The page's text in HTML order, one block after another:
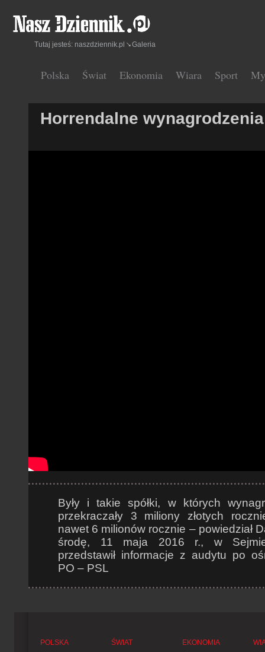
Polska Świat Ekonomia Wiara Sport
Tutaj jesteś: naszdziennik.pl Galeria
Horrendalne
Były i takie spółki, w których
przekraczały 3 miliony złotych
nawet 6 milionów rocznie – powiedział
środę, 11 maja 2016 r., w
przedstawił informacje z audytu po
PO – PSL
POLSKA
ŚWIAT
EKONOMIA